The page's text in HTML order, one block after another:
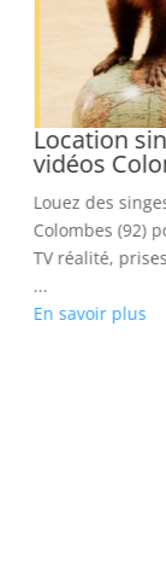
Location
vidéos
Louez des
Colombes (92)
TV réalité,
...
En savoir plus